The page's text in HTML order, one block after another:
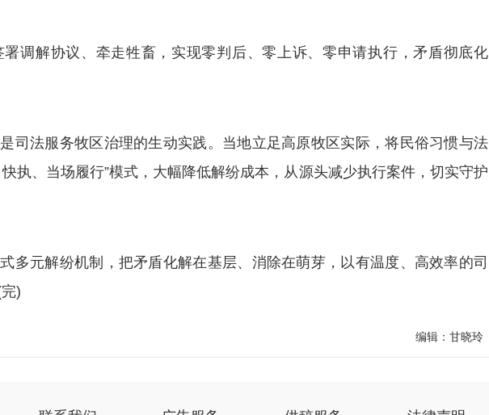
解协议、牵走牲畜，实现零判后、零上诉、零申请执行，矛盾彻底化
法服务牧区治理的生动实践。当地立足高原牧区实际，将民俗习惯与法
执、当场履行”模式，大幅降低解纷成本，从源头减少执行案件，切实守护
元解纷机制，把矛盾化解在基层、消除在萌芽，以有温度、高效率的司
)
编辑：甘晓玲